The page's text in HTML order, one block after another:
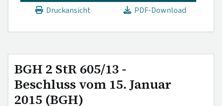
Druckansicht
PDF-Download
BGH 2 StR 605/13 -
Beschluss vom 15. Januar
2015 (BGH)